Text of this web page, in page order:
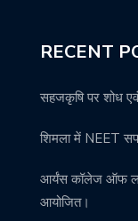
RECENT
सहजकृषि पर शोध
शिमला में NEET
आर्यंस कॉलेज ऑफ लॉ
आयोजित।